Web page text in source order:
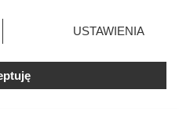
ustawień prywatności
rogu strony
nie wymagają zgody
sprzeciwić się takiemu
miały zastosowania tylko
USTAWIENIA